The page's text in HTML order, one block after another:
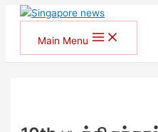
Main Menu